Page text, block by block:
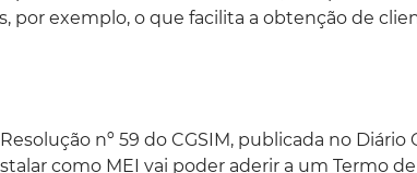
por exemplo, o que facilita a obtenção de
nº 59 do CGSIM, publicada no
como MEI vai poder aderir a um Termo